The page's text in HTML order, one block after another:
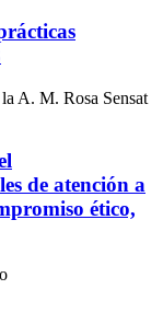
A. M. Rosa Sensat
de atención a
ético,